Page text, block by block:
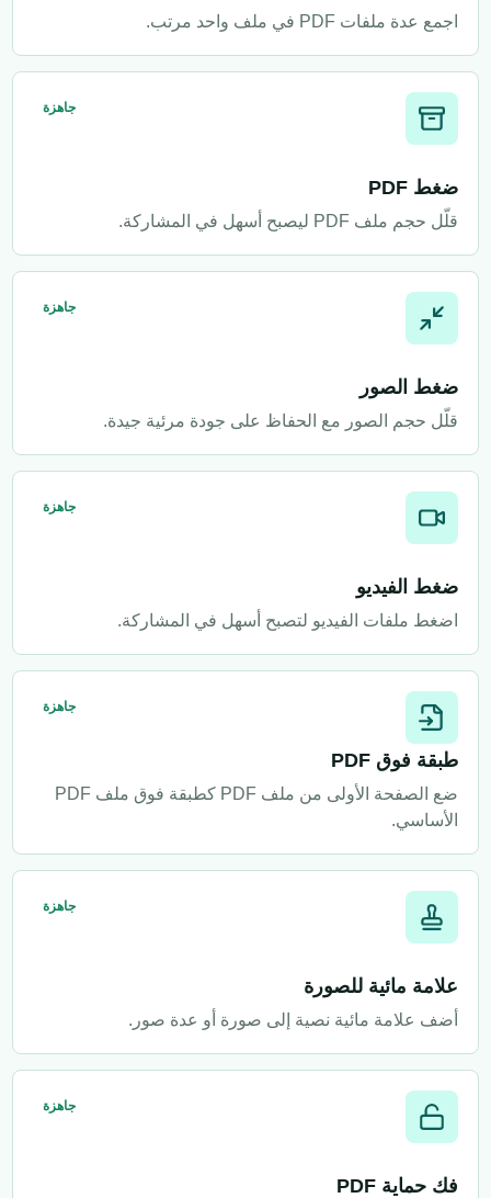
اجمع عدة ملفات PDF في ملف واحد مرتب.
جاهزة
ضغط PDF
قلّل حجم ملف PDF ليصبح أسهل في المشاركة.
جاهزة
ضغط الصور
قلّل حجم الصور مع الحفاظ على جودة مرئية جيدة.
جاهزة
ضغط الفيديو
اضغط ملفات الفيديو لتصبح أسهل في المشاركة.
جاهزة
طبقة فوق PDF
ضع الصفحة الأولى من ملف PDF كطبقة فوق ملف PDF
الأساسي.
جاهزة
علامة مائية للصورة
أضف علامة مائية نصية إلى صورة أو عدة صور.
جاهزة
فك حماية PDF